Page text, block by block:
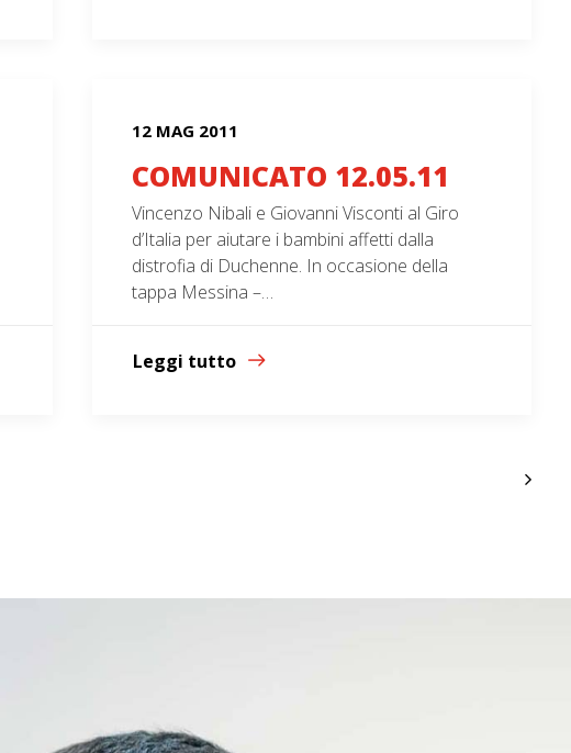
12 MAG 2011
COMUNICATO 12.05.11
Vincenzo Nibali e Giovanni Visconti al Giro
d’Italia per aiutare i bambini affetti dalla
distrofia di Duchenne. In occasione della
tappa Messina –…
Leggi tutto